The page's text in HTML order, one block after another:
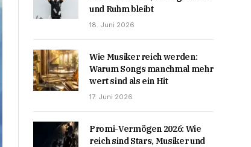
und Ruhm bleibt
18. Juni 2026
Wie Musiker reich werden:
Warum Songs manchmal mehr
wert sind als ein Hit
17. Juni 2026
Promi-Vermögen 2026: Wie
reich sind Stars, Musiker und